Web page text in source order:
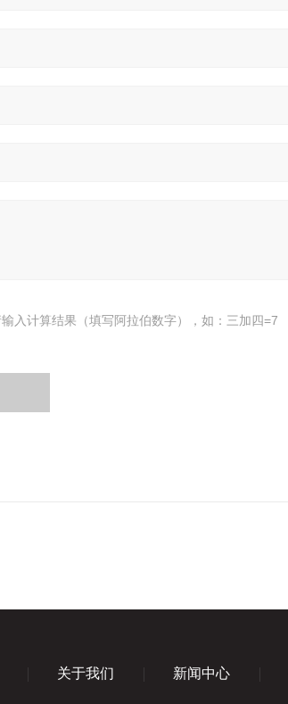
入计算结果（填写阿拉伯数字），如：三加四=7
关于我们 新闻中心